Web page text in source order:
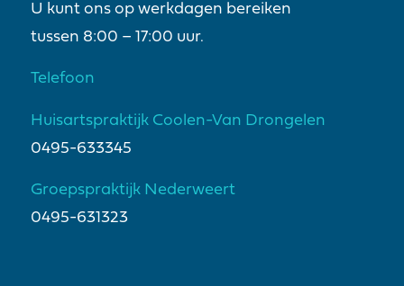
U kunt ons op werkdagen bereiken
tussen 8:00 – 17:00 uur.
Telefoon
Huisartspraktijk Coolen-Van Drongelen
0495-633345
Groepspraktijk Nederweert
0495-631323